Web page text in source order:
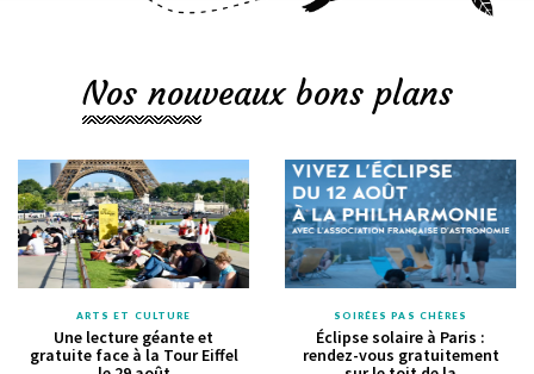
Nos nouveaux bons plans
ARTS ET CULTURE
Une lecture géante et
gratuite face à la Tour Eiffel
SOIRÉES PAS CHÈRES
Éclipse solaire à Paris :
rendez-vous gratuitement